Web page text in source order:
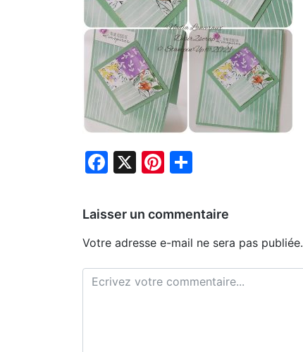
Facebook
X Pinterest
Laisser un commentaire
Votre adresse e-mail ne sera pas publiée.